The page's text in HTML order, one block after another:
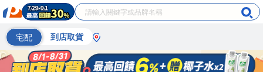
宅配 到店取貨